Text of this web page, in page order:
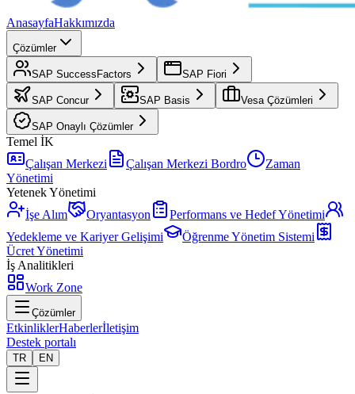
AnasayfaHakkımızda
Çözümler
SAP SuccessFactors SAP Fiori
SAP Concur SAP Basis Vesa Çözümleri
SAP Onaylı Çözümler
Temel İK
Çalışan Merkezi
Çalışan Merkezi Bordro
Zaman
Yönetimi
Yetenek Yönetimi
İşe Alım
Oryantasyon
Performans ve Hedef Yönetimi
Yedekleme ve Kariyer Gelişimi
Öğrenme Yönetim Sistemi
Ücret Yönetimi
İş Analitikleri
Work Zone
Çözümler
EtkinliklerHaberlerİletişim
Destek portalı
TR EN